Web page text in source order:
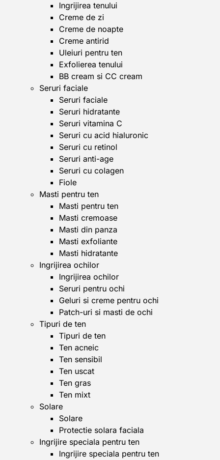
Ingrijirea tenului
Creme de zi
Creme de noapte
Creme antirid
Uleiuri pentru ten
Exfolierea tenului
BB cream si CC cream
Seruri faciale
Seruri faciale
Seruri hidratante
Seruri vitamina C
Seruri cu acid hialuronic
Seruri cu retinol
Seruri anti-age
Seruri cu colagen
Fiole
Masti pentru ten
Masti pentru ten
Masti cremoase
Masti din panza
Masti exfoliante
Masti hidratante
Ingrijirea ochilor
Ingrijirea ochilor
Seruri pentru ochi
Geluri si creme pentru ochi
Patch-uri si masti de ochi
Tipuri de ten
Tipuri de ten
Ten acneic
Ten sensibil
Ten uscat
Ten gras
Ten mixt
Solare
Solare
Protectie solara faciala
Ingrijire speciala pentru ten
Ingrijire speciala pentru ten